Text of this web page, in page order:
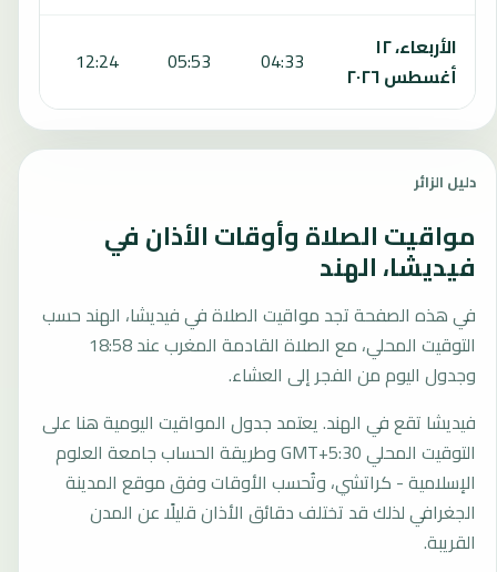
الأربعاء، ١٢
أغسطس ٢٠٢٦
04:33
05:53
12:24
دليل الزائر
مواقيت الصلاة وأوقات الأذان في
فيديشا، الهند
في هذه الصفحة تجد مواقيت الصلاة في فيديشا، الهند حسب
التوقيت المحلي، مع الصلاة القادمة المغرب عند 18:58
وجدول اليوم من الفجر إلى العشاء.
فيديشا تقع في الهند. يعتمد جدول المواقيت اليومية هنا على
التوقيت المحلي GMT+5:30 وطريقة الحساب جامعة العلوم
الإسلامية - كراتشي، وتُحسب الأوقات وفق موقع المدينة
الجغرافي لذلك قد تختلف دقائق الأذان قليلًا عن المدن
القريبة.